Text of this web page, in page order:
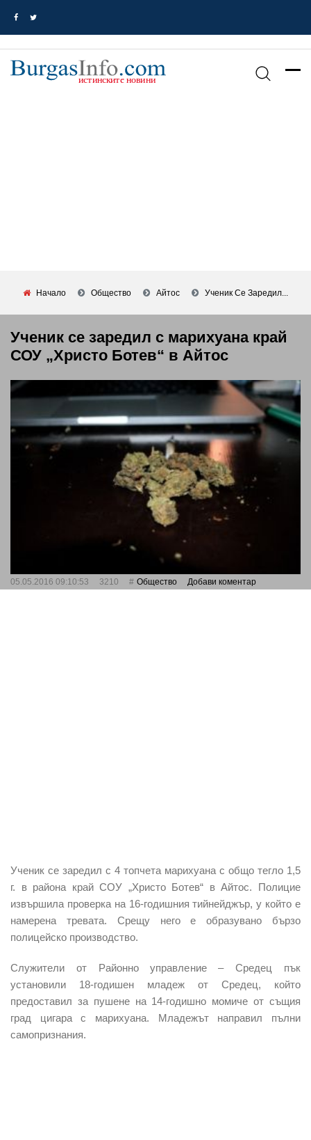
Начало Общество Айтос Ученик Се Заредил...
Ученик се заредил с марихуана край
СОУ „Христо Ботев“ в Айтос
05.05.2016 09:10:53 3210 Общество Добави коментар
Ученик се заредил с 4 топчета марихуана с общо тегло 1,5
г. в района край СОУ „Христо Ботев“ в Айтос. Полицие
извършила проверка на 16-годишния тийнейджър, у който е
намерена тревата. Срещу него е образувано бързо
полицейско производство.
Служители от Районно управление – Средец пък
установили 18-годишен младеж от Средец, който
предоставил за пушене на 14-годишно момиче от същия
град цигара с марихуана. Младежът направил пълни
самопризнания.